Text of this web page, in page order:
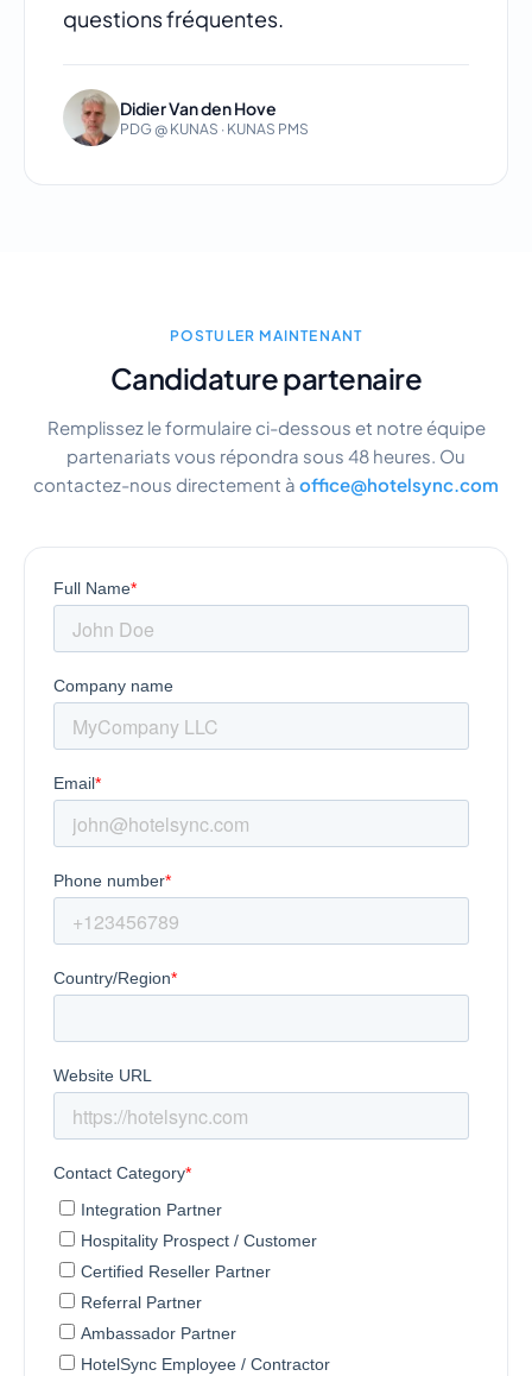
questions fréquentes.
Didier Van den Hove
PDG @ KUNAS · KUNAS PMS
POSTULER MAINTENANT
Candidature partenaire
Remplissez le formulaire ci-dessous et notre équipe
partenariats vous répondra sous 48 heures. Ou
contactez-nous directement à office@hotelsync.com